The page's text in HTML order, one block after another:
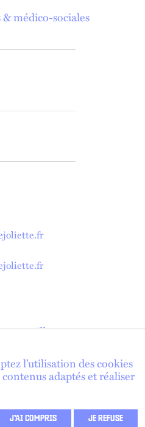
& médico-sociales
Marseille
des artistes
externe
l’utilisation des cookies
adaptés et réaliser
J’AI COMPRIS JE REFUSE